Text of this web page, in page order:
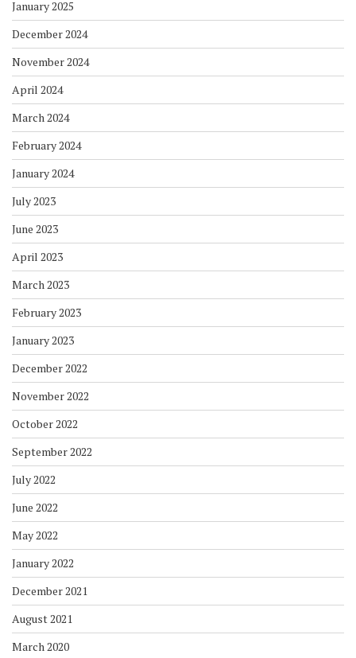
January 2025
December 2024
November 2024
April 2024
March 2024
February 2024
January 2024
July 2023
June 2023
April 2023
March 2023
February 2023
January 2023
December 2022
November 2022
October 2022
September 2022
July 2022
June 2022
May 2022
January 2022
December 2021
August 2021
March 2020